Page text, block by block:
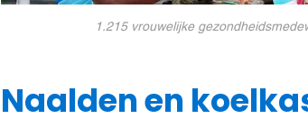
1.215 vrouwelijke
Naalden en